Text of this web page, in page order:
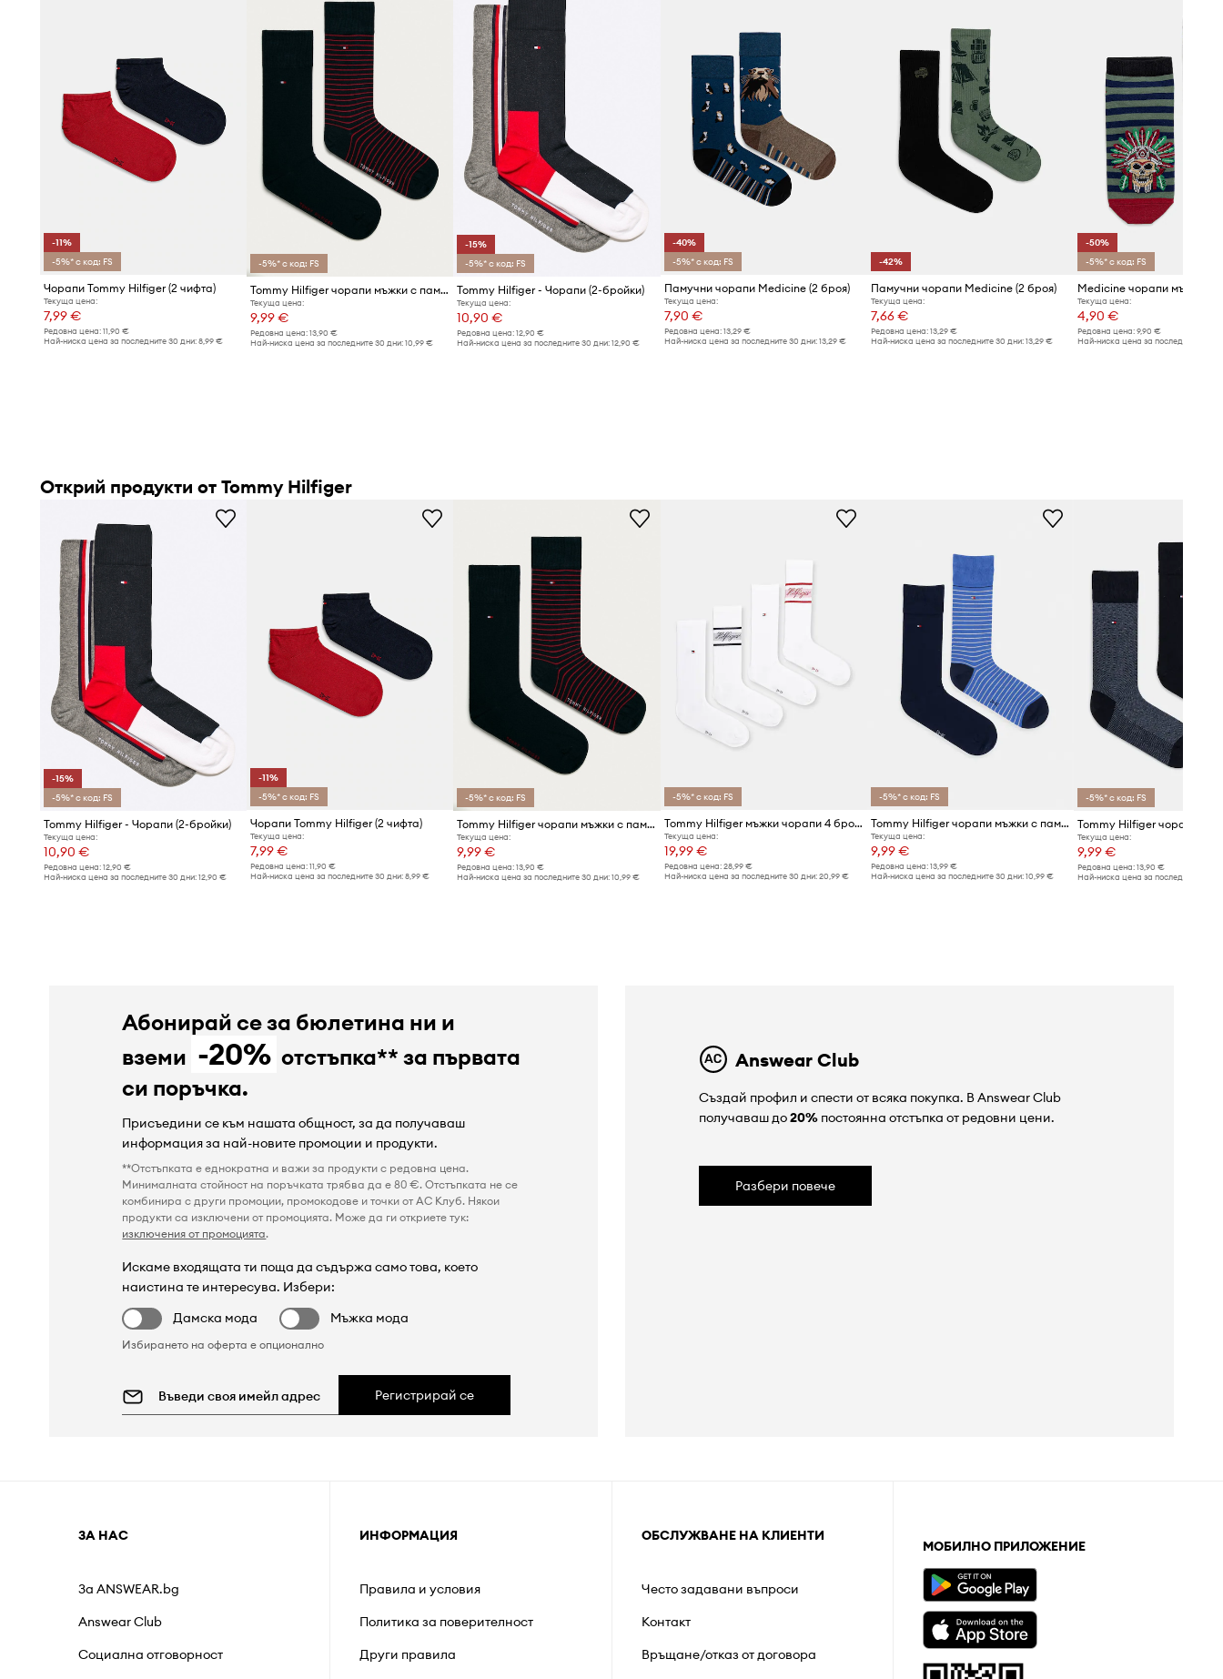
Код на продукта
-11%
-5%* с код: FS
Чорапи Tommy Hilfiger (2 чифта)
Текуща цена:
7,99 €
Редовна цена: 11,90 €
Най-ниска цена за последните 30 дни: 8,99 €
-5%* с код: FS
Tommy Hilfiger чорапи мъжки с памук 2 броя
Текуща цена:
9,99 €
Редовна цена:13,90 €
Най-ниска цена за последните 30 дни:10,99 €
-15%
-5%* с код: FS
Tommy Hilfiger - Чорапи (2-бройки)
Текуща цена:
10,90 €
Редовна цена: 12,90 €
Най-ниска цена за последните 30 дни: 12,90 €
-40%
-5%* с код: FS
Памучни чорапи Medicine (2 броя)
Текуща цена:
7,90 €
Редовна цена: 13,29 €
Най-ниска цена за последните 30 дни: 13,29 €
-42%
Памучни чорапи Medicine (2 броя)
Текуща цена:
7,66 €
Редовна цена:13,29 €
Най-ниска цена за последните 30 дни:13,29 €
-50%
-5%* с код: FS
Текуща цена:
4,90 €
Редовна цена: 9,90 €
Най-ниска цена за последните 30
Открий продукти от Tommy Hilfiger
-15%
-5%* с код: FS
Tommy Hilfiger - Чорапи (2-бройки)
Текуща цена:
10,90 €
Редовна цена: 12,90 €
Най-ниска цена за последните 30 дни: 12,90 €
-11%
-5%* с код: FS
Чорапи Tommy Hilfiger (2 чифта)
Текуща цена:
7,99 €
Редовна цена:11,90 €
Най-ниска цена за последните 30 дни:8,99 €
-5%* с код: FS
Tommy Hilfiger чорапи мъжки с памук 2 броя
Текуща цена:
9,99 €
Редовна цена: 13,90 €
Най-ниска цена за последните 30 дни: 10,99 €
-5%* с код: FS
Tommy Hilfiger мъжки чорапи 4 броя
Текуща цена:
19,99 €
Редовна цена: 28,99 €
Най-ниска цена за последните 30 дни: 20,99 €
-5%* с код: FS
Tommy Hilfiger чорапи мъжки с памук 2 броя
Текуща цена:
9,99 €
Редовна цена:13,99 €
Най-ниска цена за последните 30 дни:10,99 €
-5%* с код: FS
Текуща цена:
9,99 €
Редовна цена: 13,90 €
Най-ниска цена за последните 30
Абонирай се за бюлетина ни и
вземи -20% отстъпка** за първата
си поръчка.
Присъедини се към нашата общност, за да получаваш
информация за най-новите промоции и продукти.
**Отстъпката е еднократна и важи за продукти с редовна цена.
Минималната стойност на поръчката трябва да е 80 €. Отстъпката не се
комбинира с други промоции, промокодове и точки от AC Клуб. Някои
продукти са изключени от промоцията. Може да ги откриете тук:
изключения от промоцията.
Искаме входящата ти поща да съдържа само това, което
наистина те интересува. Избери:
Дамска мода
Мъжка мода
Избирането на оферта е опционално
Регистрирай се
Answear Club
Създай профил и спести от всяка покупка. В Answear Club
получаваш до20%постоянна отстъпка от редовни цени.
Разбери повече
ЗА НАС
За ANSWEAR.bg
Answear Club
Социална отговорност
ИНФОРМАЦИЯ
Правила и условия
Политика за поверителност
Други правила
ОБСЛУЖВАНЕ НА КЛИЕНТИ
Често задавани въпроси
Контакт
Връщане/отказ от договора
МОБИЛНО ПРИЛОЖЕНИЕ